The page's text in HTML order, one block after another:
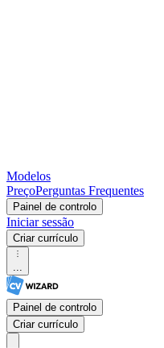
Modelos
PreçoPerguntas Frequentes
Painel de controlo
Iniciar sessão
Criar currículo
...
Painel de controlo
Criar currículo